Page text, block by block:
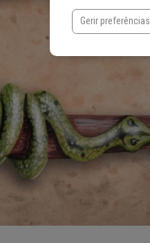
Gerir preferências